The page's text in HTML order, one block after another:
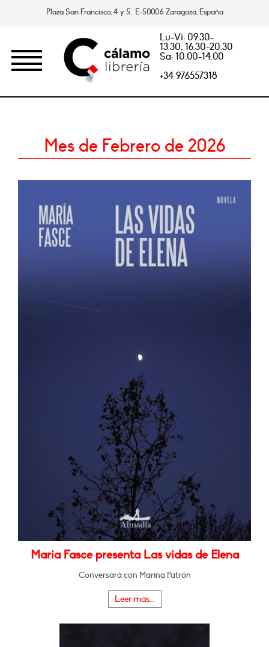
Plaza San Francisco, 4 y 5. E-50006 Zaragoza, España
Lu-Vi: 09.30-
13.30, 16.30-20.30
Sa: 10.00-14.00
+34 976557318
Mes de Febrero de 2026
Maria Fasce presenta Las vidas de Elena
Conversará con Marina Patrón
Leer más...